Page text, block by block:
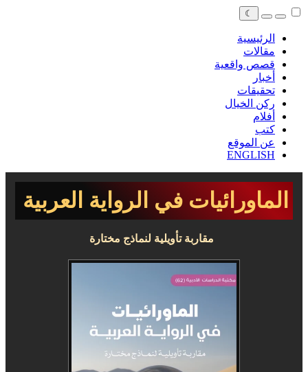
☾
الرئيسية
مقالات
قصص واقعية
أخبار
تحقيقات
ركن الخيال
أفلام
كتب
عن الموقع
ENGLISH
الماورائيات في الرواية العربية
مقاربة تأويلية لنماذج مختارة